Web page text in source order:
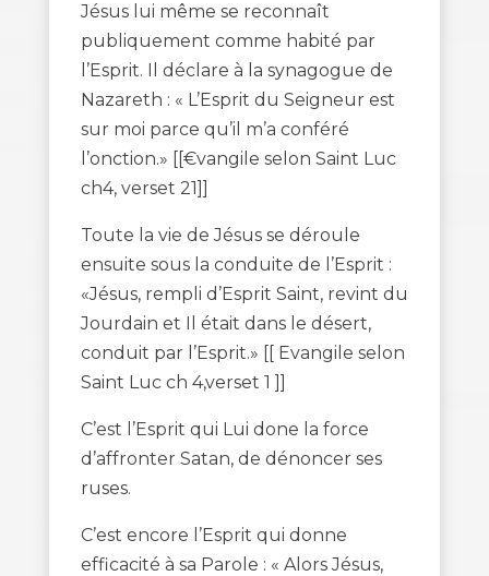
Jésus lui même se reconnaît
publiquement comme habité par
l’Esprit. Il déclare à la synagogue de
Nazareth : « L’Esprit du Seigneur est
sur moi parce qu’il m’a conféré
l’onction.» [[€vangile selon Saint Luc
ch4, verset 21]]
Toute la vie de Jésus se déroule
ensuite sous la conduite de l’Esprit :
«Jésus, rempli d’Esprit Saint, revint du
Jourdain et Il était dans le désert,
conduit par l’Esprit.» [[ Evangile selon
Saint Luc ch 4,verset 1 ]]
C’est l’Esprit qui Lui done la force
d’affronter Satan, de dénoncer ses
ruses.
C’est encore l’Esprit qui donne
efficacité à sa Parole : « Alors Jésus,